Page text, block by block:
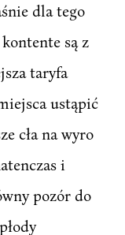
dla tego
są z
taryfa
ustąpić
cła na wyro
i
pozór do